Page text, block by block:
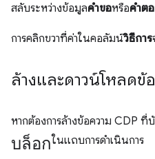
สลับระหว่างข้อมูลคําขอหรือคําต
การคลิกขวาที่ค่าในคอลัมน์วิธีการ
ล้างและดาวน์โหลดข้
หากต้องการล้างข้อความ CDP
บล็อกในแถบการดำเนินการ